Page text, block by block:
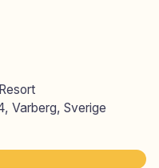
Varberg, Sverige